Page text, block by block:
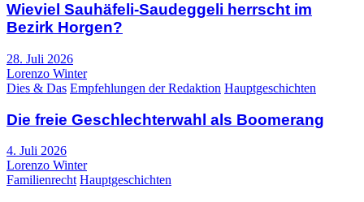
Wieviel Sauhäfeli-Saudeggeli herrscht im
Bezirk Horgen?
28. Juli 2026
Lorenzo Winter
Dies & Das Empfehlungen der Redaktion Hauptgeschichten
Die freie Geschlechterwahl als Boomerang
4. Juli 2026
Lorenzo Winter
Familienrecht Hauptgeschichten